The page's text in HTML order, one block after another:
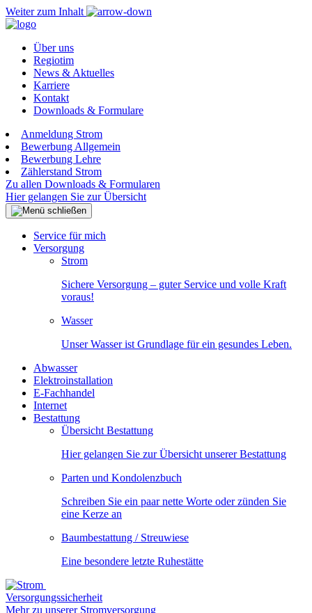
Weiter zum Inhalt
Über uns
Regiotim
News & Aktuelles
Karriere
Kontakt
Downloads & Formulare
Anmeldung Strom
Bewerbung Allgemein
Bewerbung Lehre
Zählerstand Strom
Zu allen Downloads & Formularen
Hier gelangen Sie zur Übersicht
Service für mich
Versorgung
Strom
Sichere Versorgung – guter Service und volle Kraft
voraus!
Wasser
Unser Wasser ist Grundlage für ein gesundes Leben.
Abwasser
Elektroinstallation
E-Fachhandel
Internet
Bestattung
Übersicht Bestattung
Hier gelangen Sie zur Übersicht unserer Bestattung
Parten und Kondolenzbuch
Schreiben Sie ein paar nette Worte oder zünden Sie
eine Kerze an
Baumbestattung / Streuwiese
Eine besondere letzte Ruhestätte
Versorgungssicherheit
Mehr zu unserer Stromversorgung